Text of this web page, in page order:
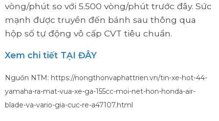
vòng/phút so với 5.500 vòng/phút trước đây. Sức
mạnh được truyền đến bánh sau thông qua
hộp số tự động vô cấp CVT tiêu chuẩn.
Xem chi tiết TẠI ĐÂY
Nguồn NTM: https://nongthonvaphattrien.vn/tin-xe-hot-44-
yamaha-ra-mat-vua-xe-ga-155cc-moi-net-hon-honda-air-
blade-va-vario-gia-cuc-re-a47107.html